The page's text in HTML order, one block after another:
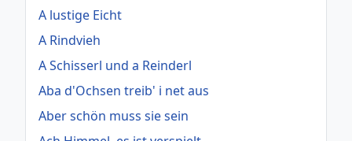
A lustige Eicht
A Rindvieh
A Schisserl und a Reinderl
Aba d'Ochsen treib' i net aus
Aber schön muss sie sein